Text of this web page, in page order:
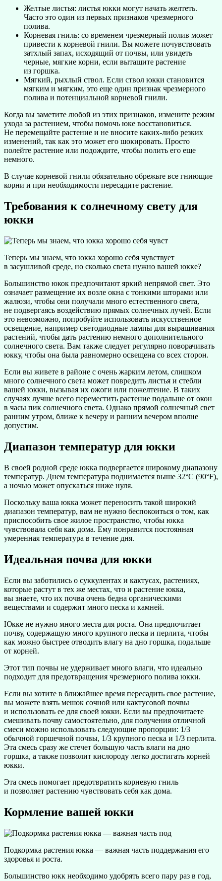
Желтые листья: листья юкки могут начать желтеть.
Часто это один из первых признаков чрезмерного
полива.
Корневая гниль: со временем чрезмерный полив может
привести к корневой гнили. Вы можете почувствовать
затхлый запах, исходящий от почвы, или увидеть
черные, мягкие корни, если вытащите растение
из горшка.
Мягкий, рыхлый ствол. Если ствол юкки становится
мягким и мягким, это еще один признак чрезмерного
полива и потенциальной корневой гнили.
Когда вы заметите любой из этих признаков, измените режим
ухода за растением, чтобы помочь юке восстановиться.
Не перемещайте растение и не вносите каких-либо резких
изменений, так как это может его шокировать. Просто
полейте растение или подождите, чтобы полить его еще
немного.
В случае корневой гнили обязательно обрежьте все гниющие
корни и при необходимости пересадите растение.
Требования к солнечному свету для
юкки
Теперь мы знаем, что юкка хорошо себя чувствует
в засушливой среде, но сколько света нужно вашей юкке?
Большинство юкок предпочитают яркий непрямой свет. Это
означает размещение их возле окна с тонкими шторами или
жалюзи, чтобы они получали много естественного света,
не подвергаясь воздействию прямых солнечных лучей. Если
это невозможно, попробуйте использовать искусственное
освещение, например светодиодные лампы для выращивания
растений, чтобы дать растению немного дополнительного
солнечного света. Вам также следует регулярно поворачивать
юкку, чтобы она была равномерно освещена со всех сторон.
Если вы живете в районе с очень жарким летом, слишком
много солнечного света может повредить листья и стебли
вашей юкки, вызывая их ожоги или пожелтение. В таких
случаях лучше всего переместить растение подальше от окон
в часы пик солнечного света. Однако прямой солнечный свет
ранним утром, ближе к вечеру и ранним вечером вполне
допустим.
Диапазон температур для юкки
В своей родной среде юкка подвергается широкому диапазону
температур. Днем температура поднимается выше 32°C (90°F),
а ночью может опускаться ниже нуля.
Поскольку ваша юкка может переносить такой широкий
диапазон температур, вам не нужно беспокоиться о том, как
приспособить свое жилое пространство, чтобы юкка
чувствовала себя как дома. Ему понравится постоянная
умеренная температура в течение дня.
Идеальная почва для юкки
Если вы заботились о суккулентах и ​​кактусах, растениях,
которые растут в тех же местах, что и растение юкка,
вы знаете, что их почва очень бедна органическими
веществами и содержит много песка и камней.
Юкке не нужно много места для роста. Она предпочитает
почву, содержащую много крупного песка и перлита, чтобы
как можно быстрее отводить влагу на дно горшка, подальше
от корней.
Этот тип почвы не удерживает много влаги, что идеально
подходит для предотвращения чрезмерного полива юкки.
Если вы хотите в ближайшее время пересадить свое растение,
вы можете взять мешок сочной или кактусовой почвы
и использовать ее для своей юкки. Если вы предпочитаете
смешивать почву самостоятельно, для получения отличной
смеси можно использовать следующие пропорции: 1/3
обычной горшечной почвы, 1/3 крупного песка и 1/3 перлита.
Эта смесь сразу же стечет большую часть влаги на дно
горшка, а также позволит кислороду легко достигать корней
юкки.
Эта смесь помогает предотвратить корневую гниль
и позволяет растению чувствовать себя как дома.
Кормление вашей юкки
Подкормка растения юкка — важная часть поддержания его
здоровья и роста.
Большинство юкк необходимо удобрять всего пару раз в год,